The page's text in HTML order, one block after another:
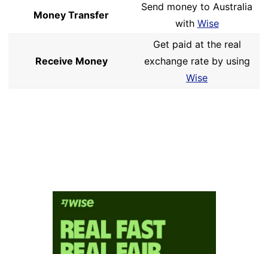
Money Transfer
Send money to Australia
with Wise
Receive Money
Get paid at the real
exchange rate by using
Wise